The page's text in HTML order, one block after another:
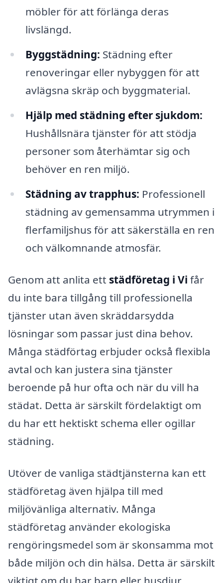
möbler för att förlänga deras
livslängd.
Byggstädning: Städning efter
renoveringar eller nybyggen för att
avlägsna skräp och byggmaterial.
Hjälp med städning efter sjukdom:
Hushållsnära tjänster för att stödja
personer som återhämtar sig och
behöver en ren miljö.
Städning av trapphus: Professionell
städning av gemensamma utrymmen i
flerfamiljshus för att säkerställa en ren
och välkomnande atmosfär.
Genom att anlita ett städföretag i Vi får
du inte bara tillgång till professionella
tjänster utan även skräddarsydda
lösningar som passar just dina behov.
Många städförtag erbjuder också flexibla
avtal och kan justera sina tjänster
beroende på hur ofta och när du vill ha
städat. Detta är särskilt fördelaktigt om
du har ett hektiskt schema eller ogillar
städning.
Utöver de vanliga städtjänsterna kan ett
städföretag även hjälpa till med
miljövänliga alternativ. Många
städföretag använder ekologiska
rengöringsmedel som är skonsamma mot
både miljön och din hälsa. Detta är särskilt